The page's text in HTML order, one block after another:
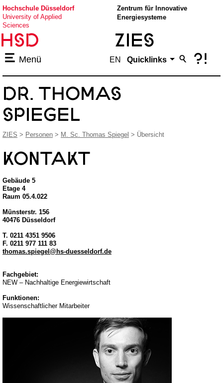
Hochschule
Düsseldorf
Hochschule Düsseldorf
University of Applied
Sciences
Zentrum für Innovative
Energiesysteme
 ZIES
Menü EN Quicklinks ?!
DR. THOMAS
SPIEGEL
ZIES > Personen > M. Sc. Thomas Spiegel > Übersicht
Kontakt
Gebäude 5
Etage 4
Raum 05.4.022
Münsterstr. 156
40476 Düsseldorf
T. 0211 4351 9506
F. 0211 977 111 83
thomas.spiegel@hs-duesseldorf.de
Fachgebiet:
NEW – Nachhaltige Energiewirtschaft
Funktionen:
Wissenschaftlicher Mitarbeiter